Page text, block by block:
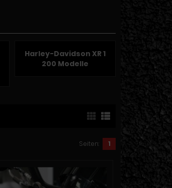
Harley-Davidson XR 1
200 Modelle
Seiten: 1